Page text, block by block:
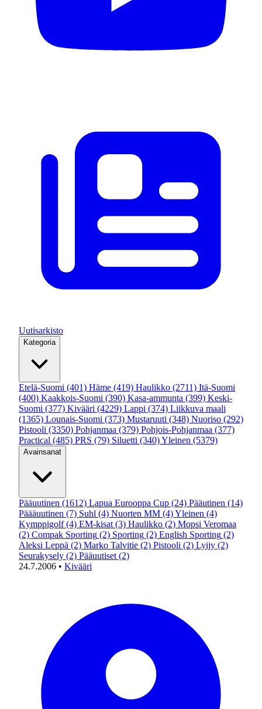
Uutisarkisto
Kategoria
Etelä-Suomi (401) Häme (419) Haulikko (2711) Itä-Suomi
(400) Kaakkois-Suomi (390) Kasa-ammunta (399) Keski-
Suomi (377) Kivääri (4229) Lappi (374) Liikkuva maali
(1365) Lounais-Suomi (373) Mustaruuti (348) Nuoriso (292)
Pistooli (3350) Pohjanmaa (379) Pohjois-Pohjanmaa (377)
Practical (485) PRS (79) Siluetti (340)Yleinen (5379)
Avainsanat
Pääuutinen (1612) Lapua Eurooppa Cup (24) Pääutinen (14)
Päääuutinen (7) Suhl (4) Nuorten MM (4)Yleinen (4)
Kymppigolf (4) EM-kisat (3) Haulikko (2) Mopsi Veromaa
(2) Compak Sporting (2) Sporting (2) English Sporting (2)
Aleksi Leppä (2) Marko Talvitie (2) Pistooli (2) Lyijy (2)
Seurakysely (2) Pääuutiset (2)
24.7.2006 • Kivääri